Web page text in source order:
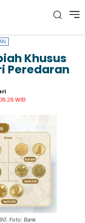
Khusus
Peredaran
WIB
Foto: Bank